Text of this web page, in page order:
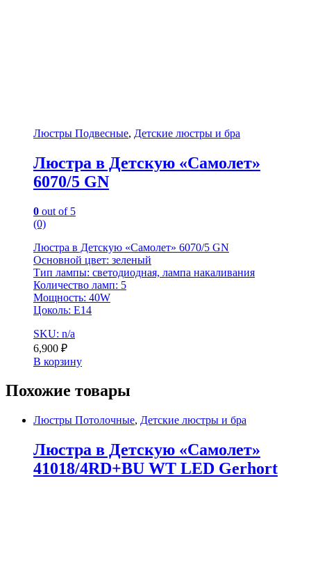
Люстры Подвесные, Детские люстры и бра
Люстра в Детскую «Самолет»
6070/5 GN
0 out of 5
(0)
Люстра в Детскую «Самолет» 6070/5 GN
Основной цвет: зеленый
Тип лампы: светодиодная, лампа накаливания
Количество ламп: 5
Мощность: 40W
Цоколь: Е14
SKU: n/a
6,900 ₽
В корзину
Похожие товары
Люстры Потолочные, Детские люстры и бра
Люстра в Детскую «Самолет»
41018/4RD+BU WT LED Gerhort